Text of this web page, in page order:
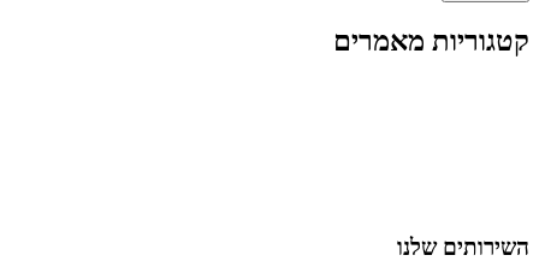
קטגוריות מאמרים
השירותים שלנו